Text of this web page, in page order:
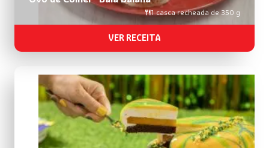
1 casca recheada de 350 g
VER RECEITA